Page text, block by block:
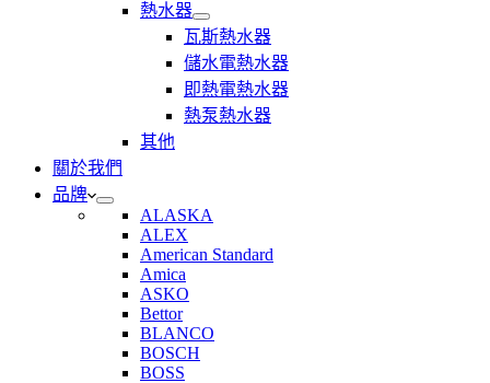
備
熱水器
展
開
熱
水
器
瓦斯熱水器
儲水電熱水器
即熱電熱水器
熱泵熱水器
其他
關於我們
品牌
ALASKA
ALEX
American Standard
Amica
ASKO
Bettor
BLANCO
BOSCH
BOSS